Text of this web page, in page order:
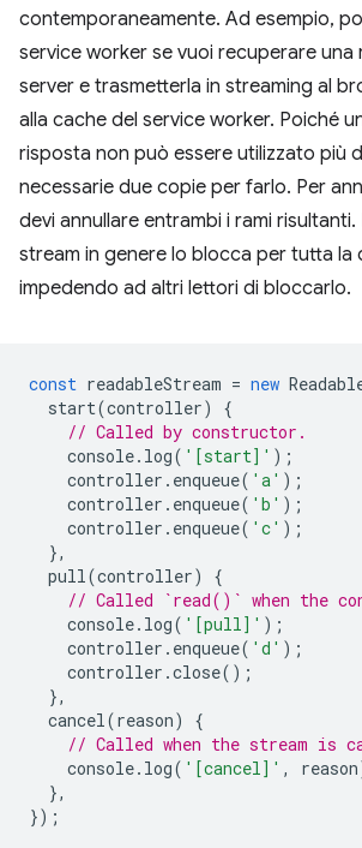
contemporaneamente. Ad esempio,
service worker se vuoi recuperare una
server e trasmetterla in streaming al
alla cache del service worker. Poiché
risposta non può essere utilizzato più
necessarie due copie per farlo. Per
devi annullare entrambi i rami risultanti.
stream in genere lo blocca per tutta la
impedendo ad altri lettori di bloccarlo.
const readableStream = new
start(controller)
{
// Called by constructor.
console. log( '[start]' );
controller . enqueue( 'a' );
controller . enqueue( 'b' );
controller . enqueue( 'c' );
},
pull(controller)
{
// Called `read()` when the
console. log( '[pull]' );
controller . enqueue( 'd' );
controller .close();
},
cancel(reason)
{
// Called when the stream is
console. log( '[cancel]' , reason
},
});